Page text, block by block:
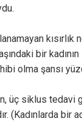
bir
olma şansı
üç siklus tedavi
(Kadınlarda bir